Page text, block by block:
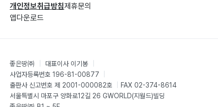
개인정보취급방침
앱다운로드
제휴문의
좋은땅㈜ 대표이사 이기봉
사업자등록번호 196-81-00877
출판사 신고번호 제 2001-000082호
FAX 02-374-8614
서울특별시 마포구 양화로12길 26 GWORLD(지월드)빌딩